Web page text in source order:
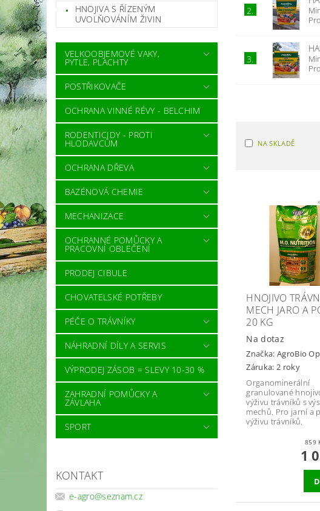
HNOJIVA S ŘÍZENÝM
UVOLŇOVÁNÍM ŽIVIN
VELKOOBJEMOVÉ VAKY,
PYTLE, PLACHTY
POSTŘIKOVAČE
OCHRANA VINNÉ RÉVY - BELCHIM
RODENTICIDY - PROTI
HLODAVCŮM
OCHRANA DŘEVA
BAZÉNOVÁ CHEMIE
MECHANIZACE
OCHRANNÉ POMŮCKY A
PRACOVNÍ OBLEČENÍ
PRODEJ CIBULE
CHOVATELSKÉ POTŘEBY
PÉČE O TRÁVNÍKY
NÁHRADNÍ DÍLY A SERVIS
VÝPRODEJ ZÁSOB = SLEVY 10-30 %
ZAHRADNÍ POMŮCKY A
ZÁVLAHA
SPORT
KONTAKT
e-agro@seznam.cz
2.
3.
NA SKLADĚ
HNOJIVO
MECH JARO A
20 KG
Na dotaz
Značka: AgroBio
Záruka: 2 roky
Organominerální
granulované
výživu trávníků s
mechů. Pro jarní a
výživu trávníků.
1